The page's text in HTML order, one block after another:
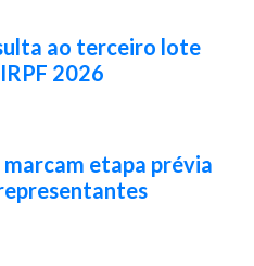
ao terceiro lote
2026
etapa prévia